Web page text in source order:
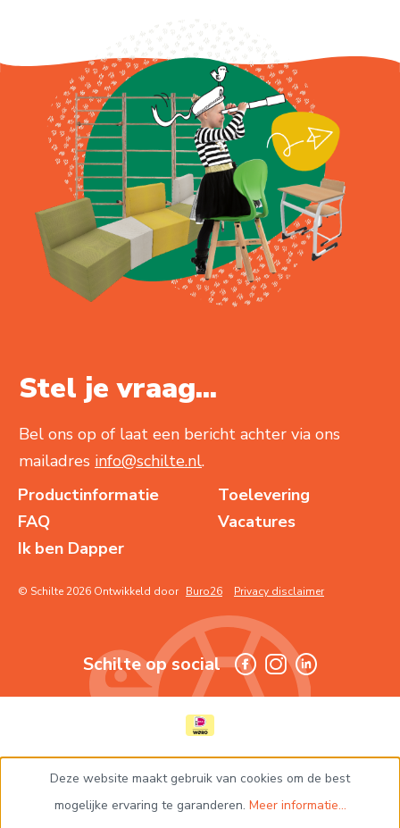
Stel je vraag...
Bel ons op of laat een bericht achter via ons
mailadres info@schilte.nl.
Productinformatie
Toelevering
FAQ
Vacatures
Ik ben Dapper
© Schilte 2026 Ontwikkeld door Buro26 Privacy disclaimer
Schilte op social
Deze website maakt gebruik van cookies om de best
mogelijke ervaring te garanderen. Meer informatie...